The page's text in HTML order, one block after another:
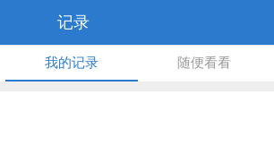
记录
我的记录 随便看看